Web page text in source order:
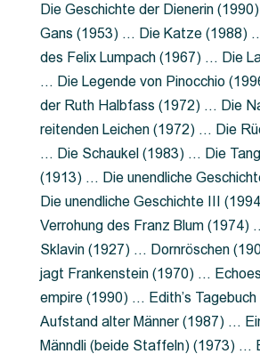
Die Geschichte der Dienerin
Gans (1953) … Die Katze (1988)
des Felix Lumpach (1967) … Die
… Die Legende von Pinocchio
der Ruth Halbfass (1972) … Die
reitenden Leichen (1972) … Die
… Die Schaukel (1983) … Die
(1913) … Die unendliche
Die unendliche Geschichte III
Verrohung des Franz Blum (1974)
Sklavin (1927) … Dornröschen
jagt Frankenstein (1970) …
empire (1990) … Edith’s
Aufstand alter Männer (1987) …
Männdli (beide Staffeln) (1973) …